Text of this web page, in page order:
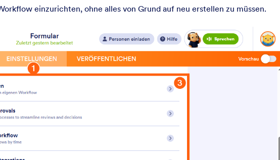
einzurichten, ohne alles von Grund auf neu erstellen zu müssen.